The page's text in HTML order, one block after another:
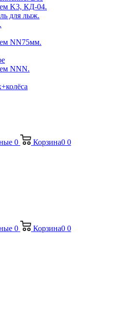
K3, КД-04.
для лыж.
NN75мм.
NNN.
0 Корзина0 0
0 Корзина0 0